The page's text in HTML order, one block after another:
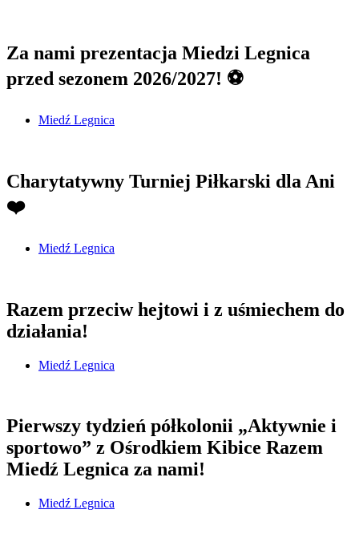
Za nami prezentacja Miedzi Legnica
przed sezonem 2026/2027! ⚽
Miedź Legnica
Charytatywny Turniej Piłkarski dla Ani
❤️
Miedź Legnica
Razem przeciw hejtowi i z uśmiechem do
działania!
Miedź Legnica
Pierwszy tydzień półkolonii „Aktywnie i
sportowo” z Ośrodkiem Kibice Razem
Miedź Legnica za nami!
Miedź Legnica